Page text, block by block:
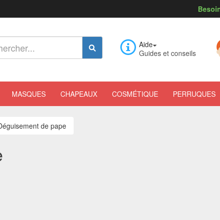
Aide
Guides et conseils
MASQUES CHAPEAUX COSMÉTIQUE PERRUQUES
de pape